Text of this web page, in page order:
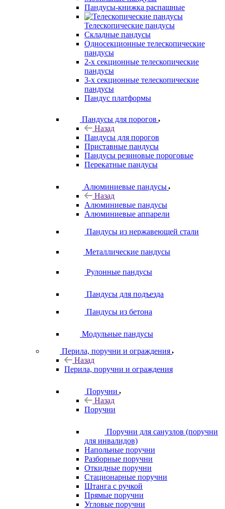
Пандусы-книжка распашные
Телескопические пандусы
Складные пандусы
Односекционные телескопические
пандусы
2-х секционные телескопические
пандусы
3-х секционные телескопические
пандусы
Пандус платформы
Пандусы для порогов
Назад
Пандусы для порогов
Приставные пандусы
Пандусы резиновые пороговые
Перекатные пандусы
Алюминиевые пандусы
Назад
Алюминиевые пандусы
Алюминиевые аппарели
Пандусы из нержавеющей стали
Металлические пандусы
Рулонные пандусы
Пандусы для подъезда
Пандусы из бетона
Модульные пандусы
Перила, поручни и ограждения
Назад
Перила, поручни и ограждения
Поручни
Назад
Поручни
Поручни для санузлов (поручни
для инвалидов)
Напольные поручни
Разборные поручни
Откидные поручни
Стационарные поручни
Штанга с ручкой
Прямые поручни
Угловые поручни